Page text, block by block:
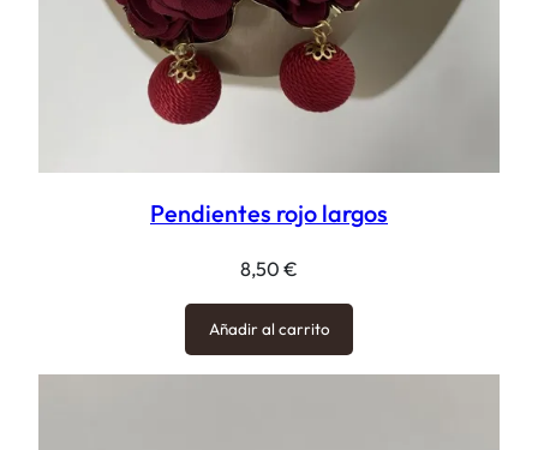
Pendientes rojo largos
8,50 €
Añadir al carrito